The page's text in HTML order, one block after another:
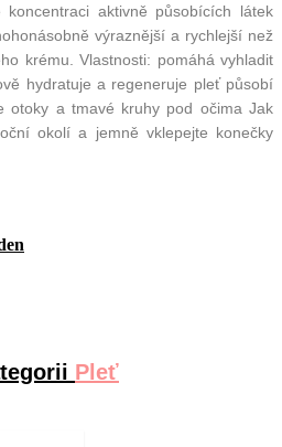
aktivně působících látek
výraznější a rychlejší než
krému. Vlastnosti: pomáhá vyhladit
hydratuje a regeneruje pleť působí
otoky a tmavé kruhy pod očima Jak
okolí a jemně vklepejte konečky
Pleť